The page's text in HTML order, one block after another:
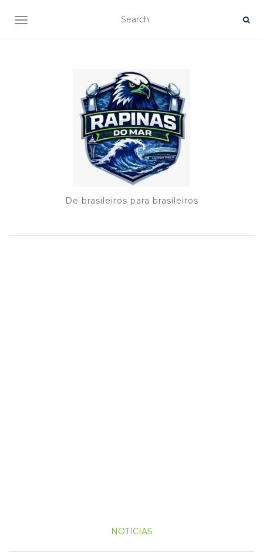
TOGGLE NAVIGATION
De brasileiros para brasileiros
NOTICIAS